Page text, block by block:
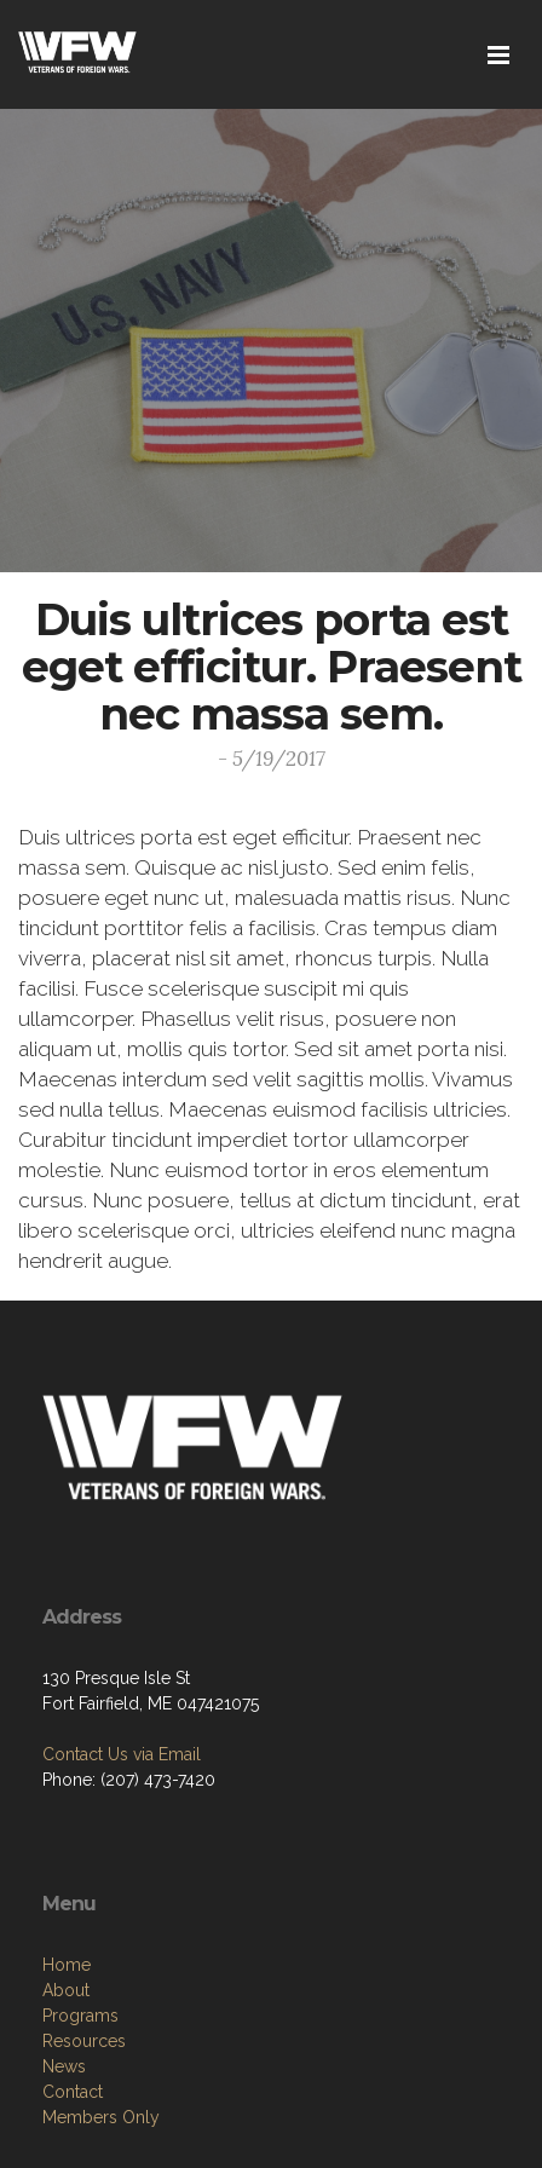
Duis ultrices porta est
eget efficitur. Praesent
nec massa sem.
- 5/19/2017
Duis ultrices porta est eget efficitur. Praesent nec
massa sem. Quisque ac nisl justo. Sed enim felis,
posuere eget nunc ut, malesuada mattis risus. Nunc
tincidunt porttitor felis a facilisis. Cras tempus diam
viverra, placerat nisl sit amet, rhoncus turpis. Nulla
facilisi. Fusce scelerisque suscipit mi quis
ullamcorper. Phasellus velit risus, posuere non
aliquam ut, mollis quis tortor. Sed sit amet porta nisi.
Maecenas interdum sed velit sagittis mollis. Vivamus
sed nulla tellus. Maecenas euismod facilisis ultricies.
Curabitur tincidunt imperdiet tortor ullamcorper
molestie. Nunc euismod tortor in eros elementum
cursus. Nunc posuere, tellus at dictum tincidunt, erat
libero scelerisque orci, ultricies eleifend nunc magna
hendrerit augue.
Address
130 Presque Isle St
Fort Fairfield, ME 047421075
Contact Us via Email
Phone: (207) 473-7420
Menu
Home
About
Programs
Resources
News
Contact
Members Only